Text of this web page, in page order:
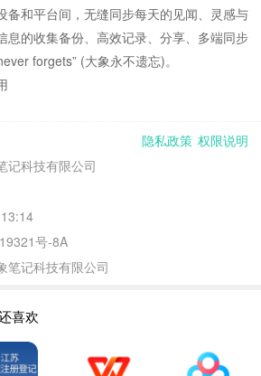
备和平台间，无缝同步每天的见闻、灵感与
息的收集备份、高效记录、分享、多端同步
forgets” (大象永不遗忘)。
等多平台同步使用
查看
等的多种优质内容
书和名片等，将信息数字化保存
，识别并保存图片中的文字
隐私政策 权限说明
记科技有限公司
号-8A
笔记科技有限公司
喜欢